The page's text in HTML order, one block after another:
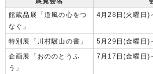
館蔵品展「道風の心をつ
なぐ」
4月28日(火曜日)
特別展「川村驥山の書」
5月29日(金曜日)
企画展「おののとうふ
う」
7月17日(金曜日)